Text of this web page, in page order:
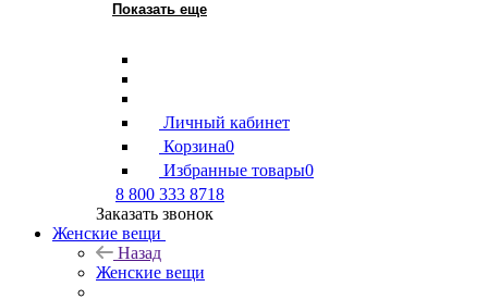
Показать еще
Личный кабинет
Корзина0
Избранные товары0
8 800 333 8718
Заказать звонок
Женские вещи
Назад
Женские вещи